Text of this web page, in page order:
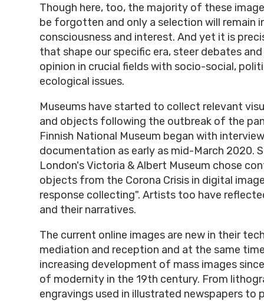
Though here, too, the majority of these
be forgotten and only a selection will remain
consciousness and interest. And yet it is
that shape our specific era, steer debates
opinion in crucial fields with socio-social,
ecological issues.
Museums have started to collect relevant
and objects following the outbreak of the
Finnish National Museum began with
documentation as early as mid-March 2020.
London's Victoria & Albert Museum chose
objects from the Corona Crisis in digital
response collecting". Artists too have
and their narratives.
The current online images are new in their
mediation and reception and at the same
increasing development of mass images
of modernity in the 19th century. From
engravings used in illustrated newspapers to